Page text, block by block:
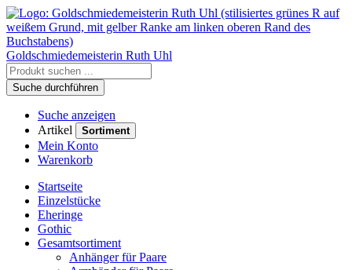
Goldschmiedemeisterin Ruth Uhl
Suche durchführen
Suche anzeigen
Artikel
Sortiment
Mein Konto
Warenkorb
Startseite
Einzelstücke
Eheringe
Gothic
Gesamtsortiment
Anhänger für Paare